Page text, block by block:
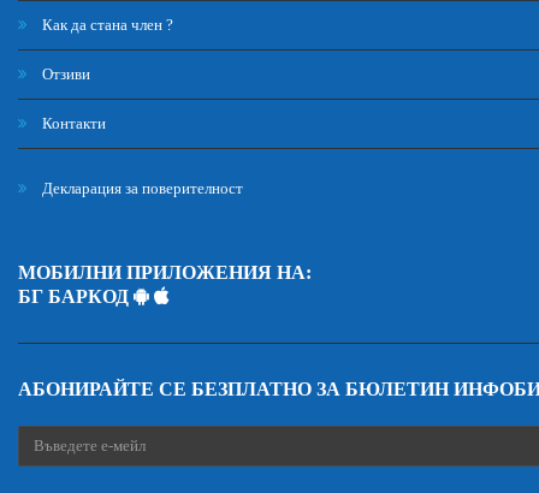
Как да стана член ?
Отзиви
Контакти
Декларация за поверителност
МОБИЛНИ ПРИЛОЖЕНИЯ НА:
БГ БАРКОД
АБОНИРАЙТЕ СЕ БЕЗПЛАТНО ЗА БЮЛЕТИН